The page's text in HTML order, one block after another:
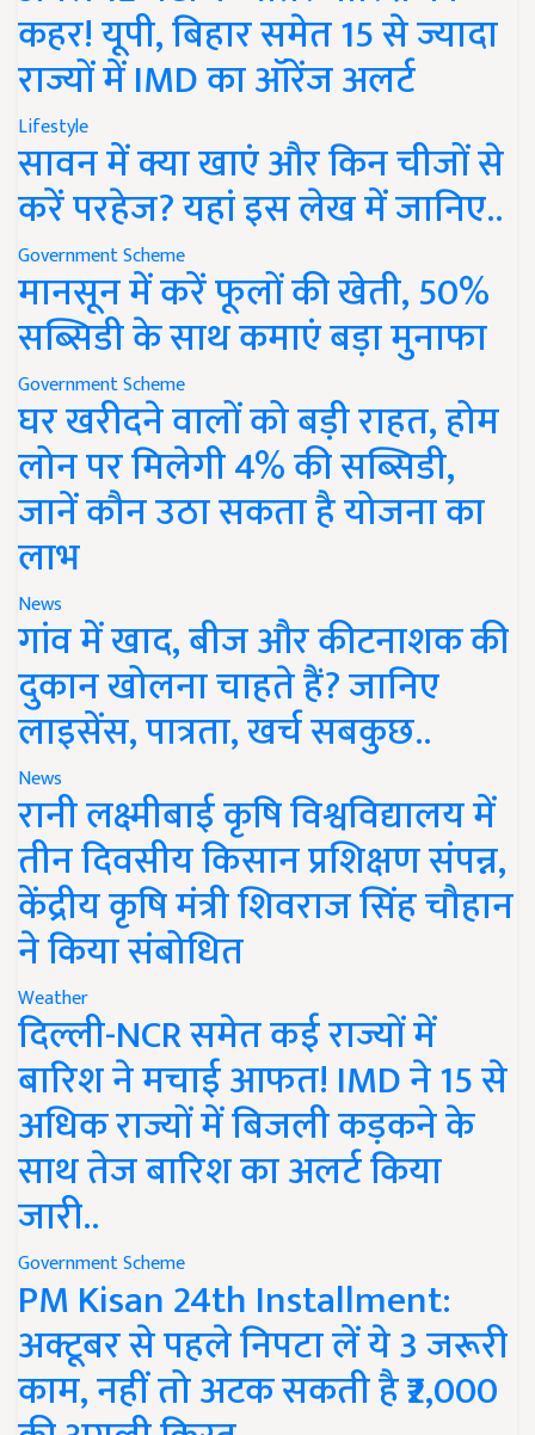
कहर! यूपी, बिहार समेत 15 से ज्यादा
राज्यों में IMD का ऑरेंज अलर्ट
Lifestyle
सावन में क्या खाएं और किन चीजों से
करें परहेज? यहां इस लेख में जानिए..
Government Scheme
मानसून में करें फूलों की खेती, 50%
सब्सिडी के साथ कमाएं बड़ा मुनाफा
Government Scheme
घर खरीदने वालों को बड़ी राहत, होम
लोन पर मिलेगी 4% की सब्सिडी,
जानें कौन उठा सकता है योजना का
लाभ
News
गांव में खाद, बीज और कीटनाशक की
दुकान खोलना चाहते हैं? जानिए
लाइसेंस, पात्रता, खर्च सबकुछ..
News
रानी लक्ष्मीबाई कृषि विश्वविद्यालय में
तीन दिवसीय किसान प्रशिक्षण संपन्न,
केंद्रीय कृषि मंत्री शिवराज सिंह चौहान
ने किया संबोधित
Weather
दिल्ली-NCR समेत कई राज्यों में
बारिश ने मचाई आफत! IMD ने 15 से
अधिक राज्यों में बिजली कड़कने के
साथ तेज बारिश का अलर्ट किया
जारी..
Government Scheme
PM Kisan 24th Installment:
अक्टूबर से पहले निपटा लें ये 3 जरूरी
काम, नहीं तो अटक सकती है ₹2,000